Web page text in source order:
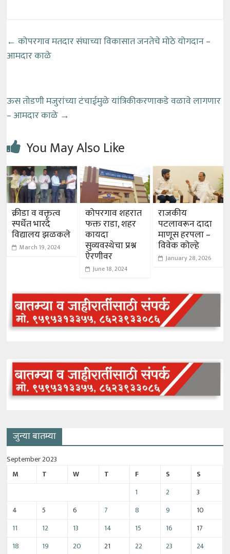
← कोपरगाव मतदार संघाच्या विकासात जनतेचे मोठे योगदान –
आमदार काळे
ऊस तोडणी मजुरांच्या टंचाईमुळे यांत्रिकीकरणाकडे वळावे लागणार
– आमदार काळे →
You May Also Like
क्रीडा व वक्तृत्व
स्पर्धेत भारदे
विद्यालय झळकले
March 19, 2024
कोपरगाव शहरात
फक्त राडा, शहर
कायदा
सुव्यवस्थेचा प्रश्न
ऐरणीवर
June 18, 2024
राजकीय
पटलावरून दादा
माणूस हरपला –
विवेक कोल्हे
January 28, 2026
जुन्या बातम्या
September 2023
M
T W T F S
S
1
2
3
4
5 6 7 8 9
10
11
12 13 14 15 16
17
18
19 20 21 22 23 24